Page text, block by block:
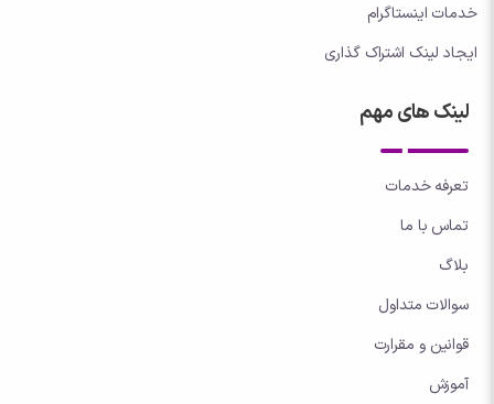
خدمات اینستاگرام
ایجاد لینک اشتراک گذاری
لینک های مهم
تعرفه خدمات
تماس با ما
بلاگ
سوالات متداول
قوانین و مقرارت
آموزش